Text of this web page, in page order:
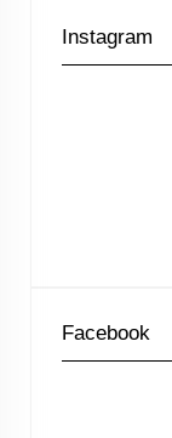
Instagram
Facebook